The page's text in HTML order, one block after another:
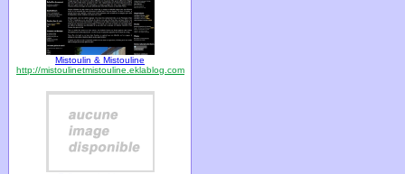
Mistoulin & Mistouline
http://mistoulinetmistouline.eklablog.com